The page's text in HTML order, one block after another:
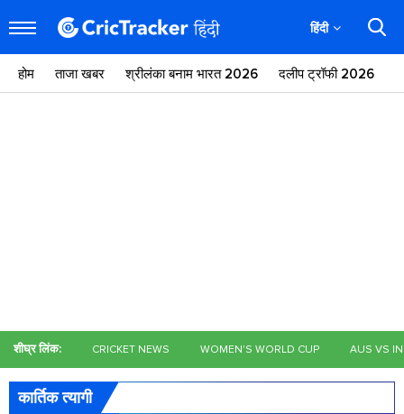
हिंदी
होम ताजा खबर श्रीलंका बनाम भारत 2026 दलीप ट्रॉफी 2026
शीघ्र लिंक: CRICKET NEWS WOMEN'S WORLD CUP AUS VS
कार्तिक त्यागी